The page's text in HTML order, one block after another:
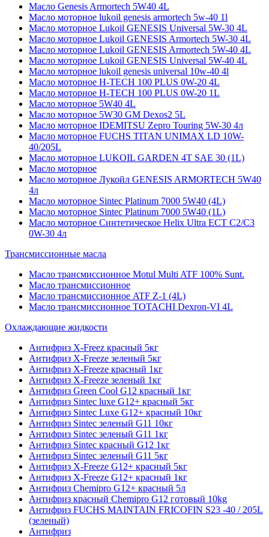
Масло Genesis Armortech 5W40 4L
Масло моторное lukoil genesis armortech 5w-40 1l
Масло моторное Lukoil GENESIS Universal 5W-30 4L
Масло моторное Lukoil GENESIS Armortech 5W-30 4L
Масло моторное Lukoil GENESIS Armortech 5W-40 4L
Масло моторное Lukoil GENESIS Universal 5W-40 4L
Масло моторное lukoil genesis universal 10w-40 4l
Масло моторное H-TECH 100 PLUS 0W-20 4L
Масло моторное H-TECH 100 PLUS 0W-20 1L
Масло моторное 5W40 4L
Масло моторное 5W30 GM Dexos2 5L
Масло моторное IDEMITSU Zepro Touring 5W-30 4л
Масло моторное FUCHS TITAN UNIMAX LD 10W-
40/205L
Масло моторное LUKOIL GARDEN 4Т SAE 30 (1L)
Масло моторное
Масло моторное Лукойл GENESIS ARMORTECH 5W40
4л
Масло моторное Sintec Platinum 7000 5W40 (4L)
Масло моторное Sintec Platinum 7000 5W40 (1L)
Масло моторное Синтетическое Helix Ultra ECT C2/C3
0W-30 4л
Трансмиссионные масла
Масло трансмиссионное Motul Multi ATF 100% Sunt.
Масло трансмиссионное
Масло трансмиссионное ATF Z-1 (4L)
Масло трансмиссионное TOTACHI Dexron-VI 4L
Охлаждающие жидкости
Антифриз X-Freez красный 5кг
Антифриз X-Freeze зеленый 5кг
Антифриз X-Freeze красный 1кг
Антифриз X-Freeze зеленый 1кг
Антифриз Green Cool G12 красный 1кг
Антифриз Sintec luxe G12+ красный 5кг
Антифриз Sintec Luxe G12+ красный 10кг
Антифриз Sintec зеленый G11 10кг
Антифриз Sintec зеленый G11 1кг
Антифриз Sintec красный G12 1кг
Антифриз Sintec зеленый G11 5кг
Антифриз X-Freeze G12+ красный 5кг
Антифриз X-Freeze G12+ красный 1кг
Антифриз Chemipro G12+ красный 5л
Антифриз красный Chemipro G12 готовый 10kg
Антифриз FUCHS MAINTAIN FRICOFIN S23 -40 / 205L
(зеленый)
Антифриз